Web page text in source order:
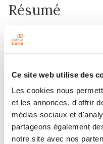
Ce site web utilise des
Les cookies nous
et les annonces, d'offrir
médias sociaux et
partageons également
notre site avec nos
Résumé
Significance
Promyelocytic
posttranslational
proteins are p53 and
Overexpression of a
triggers p53-driven
interaction between
tumor suppressor. This